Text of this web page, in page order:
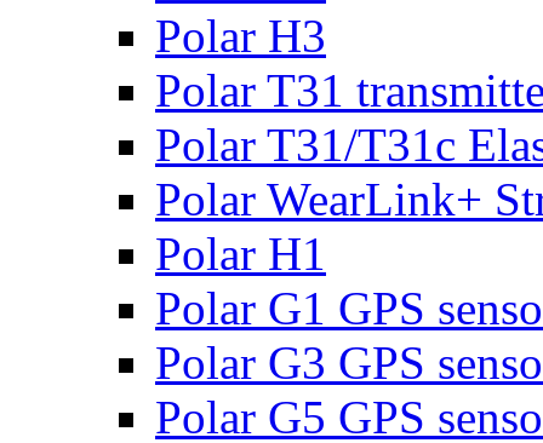
Polar H3
Polar T31
Polar T31/T31c
Polar WearLink+
Polar H1
Polar G1 GPS
Polar G3 GPS
Polar G5 GPS